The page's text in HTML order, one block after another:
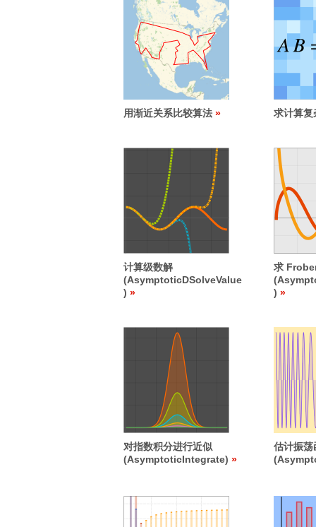
用渐近关系比较算法 求计算复
计算级数解
(AsymptoticDSolveValue
)
求
)
对指数积分进行近似
(AsymptoticIntegrate)
估计振荡